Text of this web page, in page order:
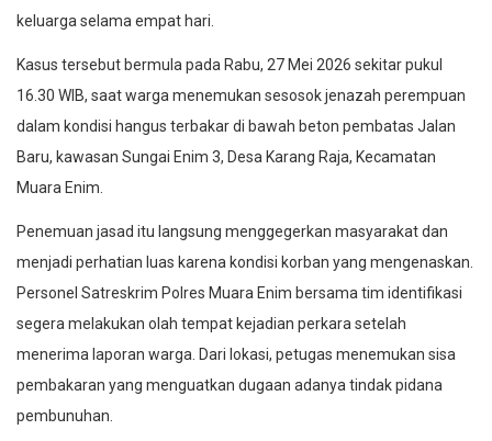
keluarga selama empat hari.
Kasus tersebut bermula pada Rabu, 27 Mei 2026 sekitar pukul
16.30 WIB, saat warga menemukan sesosok jenazah perempuan
dalam kondisi hangus terbakar di bawah beton pembatas Jalan
Baru, kawasan Sungai Enim 3, Desa Karang Raja, Kecamatan
Muara Enim.
Penemuan jasad itu langsung menggegerkan masyarakat dan
menjadi perhatian luas karena kondisi korban yang mengenaskan.
Personel Satreskrim Polres Muara Enim bersama tim identifikasi
segera melakukan olah tempat kejadian perkara setelah
menerima laporan warga. Dari lokasi, petugas menemukan sisa
pembakaran yang menguatkan dugaan adanya tindak pidana
pembunuhan.